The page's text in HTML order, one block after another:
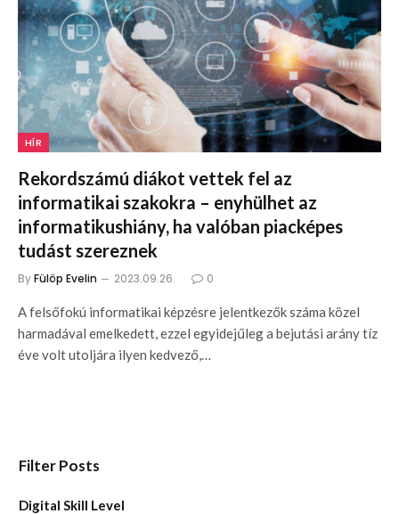
HÍR
Rekordszámú diákot vettek fel az
informatikai szakokra – enyhülhet az
informatikushiány, ha valóban piacképes
tudást szereznek
ByFülöp Evelin 2023.09.26. 0
A felsőfokú informatikai képzésre jelentkezők száma közel
harmadával emelkedett, ezzel egyidejűleg a bejutási arány tíz
éve volt utoljára ilyen kedvező,…
Filter Posts
Digital Skill Level